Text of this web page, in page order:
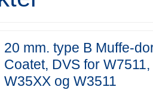
20 mm. type B Muffe-
Coatet, DVS for W7511,
W35XX og W3511